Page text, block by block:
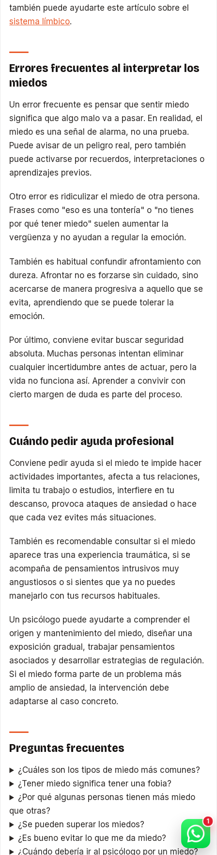
también puede ayudarte este artículo sobre el
sistema límbico.
Errores frecuentes al interpretar los
miedos
Un error frecuente es pensar que sentir miedo
significa que algo malo va a pasar. En realidad, el
miedo es una señal de alarma, no una prueba.
Puede avisar de un peligro real, pero también
puede activarse por recuerdos, interpretaciones o
aprendizajes previos.
Otro error es ridiculizar el miedo de otra persona.
Frases como "eso es una tontería" o "no tienes
por qué tener miedo" suelen aumentar la
vergüenza y no ayudan a regular la emoción.
También es habitual confundir afrontamiento con
dureza. Afrontar no es forzarse sin cuidado, sino
acercarse de manera progresiva a aquello que se
evita, aprendiendo que se puede tolerar la
emoción.
Por último, conviene evitar buscar seguridad
absoluta. Muchas personas intentan eliminar
cualquier incertidumbre antes de actuar, pero la
vida no funciona así. Aprender a convivir con
cierto margen de duda es parte del proceso.
Cuándo pedir ayuda profesional
Conviene pedir ayuda si el miedo te impide hacer
actividades importantes, afecta a tus relaciones,
limita tu trabajo o estudios, interfiere en tu
descanso, provoca ataques de ansiedad o hace
que cada vez evites más situaciones.
También es recomendable consultar si el miedo
aparece tras una experiencia traumática, si se
acompaña de pensamientos intrusivos muy
angustiosos o si sientes que ya no puedes
manejarlo con tus recursos habituales.
Un psicólogo puede ayudarte a comprender el
origen y mantenimiento del miedo, diseñar una
exposición gradual, trabajar pensamientos
asociados y desarrollar estrategias de regulación.
Si el miedo forma parte de un problema más
amplio de ansiedad, la intervención debe
adaptarse al caso concreto.
Preguntas frecuentes
¿Cuáles son los tipos de miedo más comunes?
¿Tener miedo significa tener una fobia?
¿Por qué algunas personas tienen más miedo
que otras?
¿Se pueden superar los miedos?
¿Es bueno evitar lo que me da miedo?
¿Cuándo debería ir al psicólogo por un miedo?